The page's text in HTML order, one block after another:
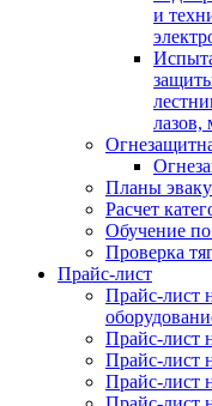
и
лазов,
Планы
Расчет
Обучение
Проверка
Прайс-лист
Прайс-лист
Прайс-лист
Прайс-лист
Прайс-лист